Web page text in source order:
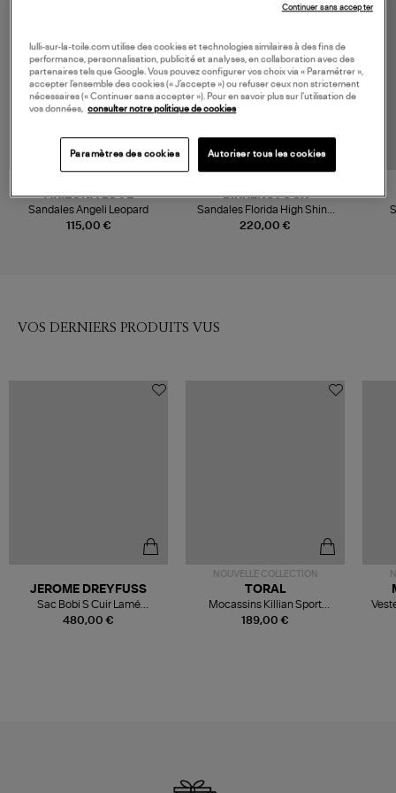
115,00 €
ARIZONA LOVE
Sandales Angeli Leopard
220,00 €
BIRKENSTOCK
Sandales Florida High Shine
Black
VOS DERNIERS PRODUITS VUS
480,00 €
JEROME DREYFUSS
Sac Bobi S Cuir Lamé
Champagne
NOUVELLE COLLECTION
189,00 €
TORAL
Mocassins Killian Sport
Mousse
lulli-sur-la-toile.com utilise des cookies et technologies similaires à des fins de
performance, personnalisation, publicité et analyses, en collaboration avec des
partenaires tels que Google. Vous pouvez configurer vos choix via « Paramétrer »,
accepter l’ensemble des cookies (« J’accepte ») ou refuser ceux non strictement
nécessaires (« Continuer sans accepter »). Pour en savoir plus sur l’utilisation de
vos données, consulter notre politique de cookies
Paramètres des cookies Autoriser tous les cookies
Continuer sans accepter